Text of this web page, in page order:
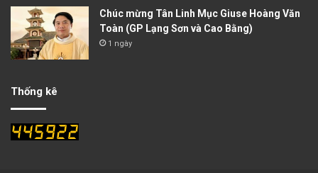
Chúc mừng Tân Linh Mục Giuse Hoàng Văn
Toàn (GP Lạng Sơn và Cao Bằng)
1 ngày
Thống kê